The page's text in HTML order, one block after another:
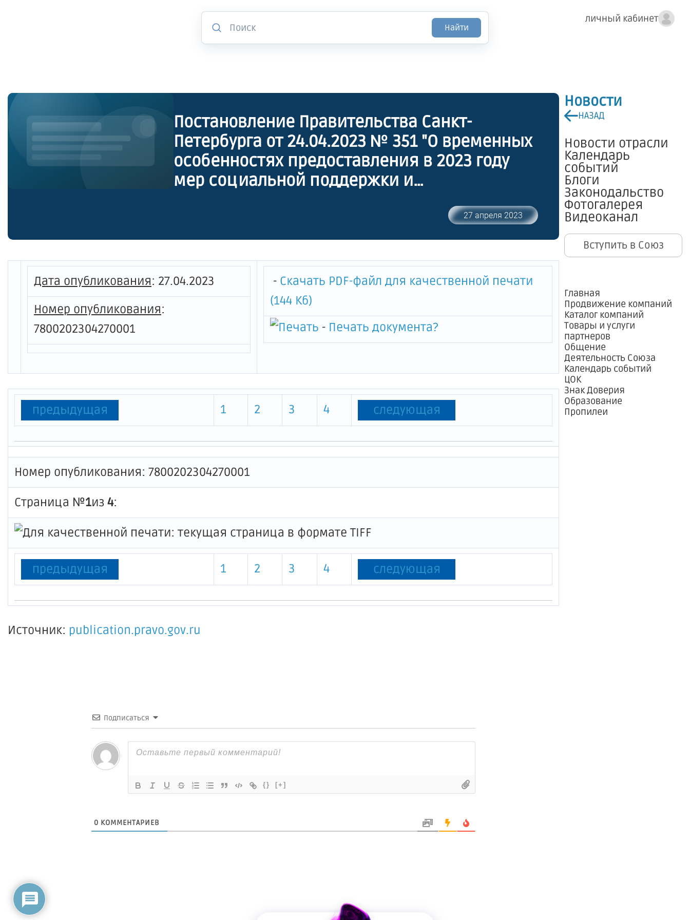
личный кабинет
Найти
Новости
НАЗАД
Новости отрасли
Календарь
событий
Блоги
Законодальство
Фотогалерея
Видеоканал
Вступить в Союз
Главная
Продвижение компаний
Каталог компаний
Товары и услуги
партнеров
Общение
Деятельность Союза
Календарь событий
ЦОК
Знак Доверия
Образование
Пропилеи
Постановление Правительства Санкт-
Петербурга от 24.04.2023 № 351 "О временных
особенностях предоставления в 2023 году
мер социальной поддержки и
отдельным категориям граждан в виде
права на проезд с 27 апреля по 31 октября в
автобусах пригородного сообщения"
27 апреля 2023
Дата опубликования: 27.04.2023
Номер опубликования:
7800202304270001
- Скачать PDF-файл для качественной печати
(144 Кб)
- Печать документа?
предыдущая 1 2 3 4 следующая
Номер опубликования: 7800202304270001
Страница №1из 4:
предыдущая 1 2 3 4 следующая
Источник: publication.pravo.gov.ru
Подписаться
{} [+]
0 КОММЕНТАРИЕВ